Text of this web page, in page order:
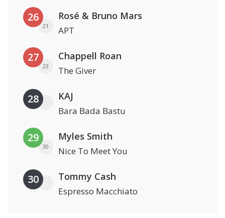
26
21
Rosé & Bruno Mars
APT
27
23
Chappell Roan
The Giver
28 KAJ
Bara Bada Bastu
29
30
Myles Smith
Nice To Meet You
30 Tommy Cash
Espresso Macchiato